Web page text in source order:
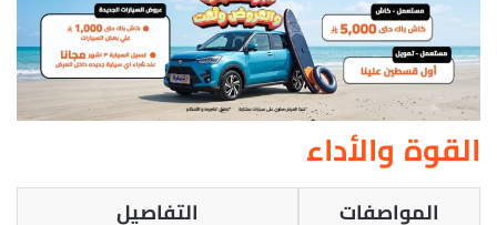
القوة والأداء
المواصفات التفاصيل